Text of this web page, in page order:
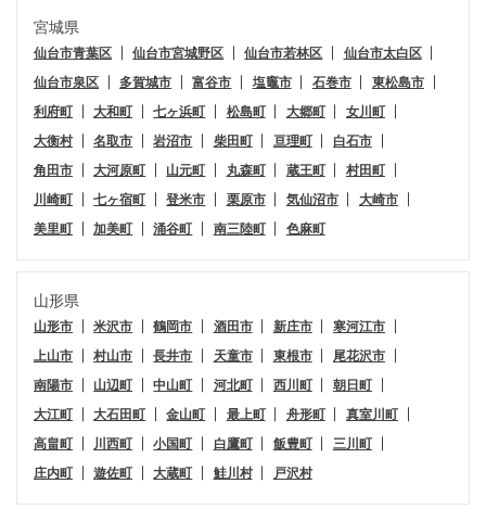
宮城県
仙台市青葉区 仙台市宮城野区 仙台市若林区
仙台市太白区
仙台市泉区
多賀城市 富谷市 塩竈市 石巻市
東松島市
利府町
大和町 七ヶ浜町 松島町 大郷町
女川町
大衡村
名取市 岩沼市 柴田町 亘理町
白石市
角田市
大河原町 山元町 丸森町 蔵王町
村田町
川崎町
七ヶ宿町 登米市 栗原市 気仙沼市
大崎市
美里町
加美町 涌谷町 南三陸町 色麻町
山形県
山形市 米沢市 鶴岡市 酒田市 新庄市
寒河江市
上山市
村山市 長井市 天童市 東根市
尾花沢市
南陽市
山辺町 中山町 河北町 西川町
朝日町
大江町
大石田町 金山町 最上町 舟形町
真室川町
高畠町
川西町 小国町 白鷹町 飯豊町
三川町
庄内町
遊佐町 大蔵町 鮭川村 戸沢村